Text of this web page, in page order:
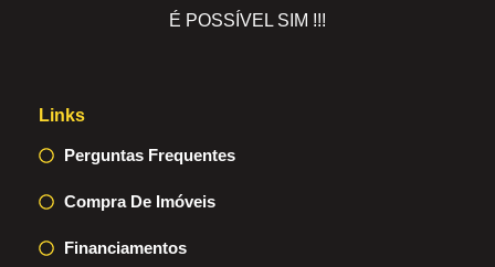
É POSSÍVEL SIM !!!
Links
Perguntas Frequentes
Compra De Imóveis
Financiamentos